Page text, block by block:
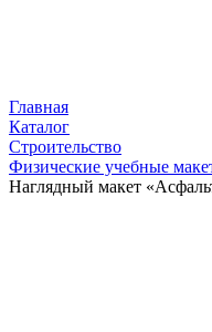
Главная
Каталог
Строительство
Физические учебные
Наглядный макет